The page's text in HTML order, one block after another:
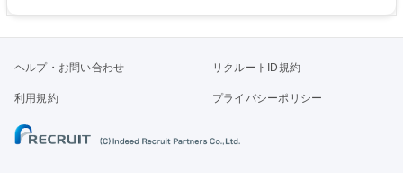
幅広く経験を積みたい意欲がある方に最適な環境です。 募集職種 【総
指す
専修学校 高校 語学力： 資格：
ヘルプ・お問い合わせ リクルートID規約
利用規約 プライバシーポリシー